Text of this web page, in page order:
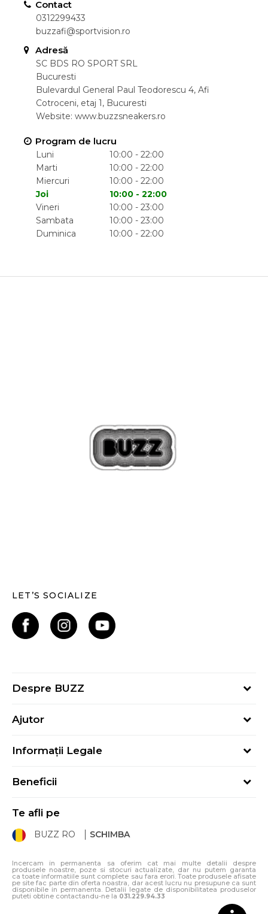
Contact
0312299433
buzzafi@sportvision.ro
Adresă
SC BDS RO SPORT SRL
Bucuresti
Bulevardul General Paul Teodorescu 4, Afi
Cotroceni, etaj 1, Bucuresti
Website: www.buzzsneakers.ro
Program de lucru
Luni
10:00 - 22:00
Marti
10:00 - 22:00
Miercuri
10:00 - 22:00
Joi
10:00 - 22:00
Vineri
10:00 - 23:00
Sambata
10:00 - 23:00
Duminica
10:00 - 22:00
LET’S SOCIALIZE
Despre BUZZ
Hai în echipa noastră
Contact
Blog
Ajutor
Cum cumpăr
Cum mă înregistrez
Starea comenzii
Procedura de retur
Condiții de livrare
Informații Legale
Politica Cookie
ANPC – SAL
Beneficii
Sport&Bonus - Regulament
Card Cadou
Te afli pe
BUZZ RO SCHIMBA
Incercam in permanenta sa oferim cat mai multe detalii despre
produsele noastre, poze si stocuri actualizate, dar nu putem garanta
ca toate informatiile sunt complete sau fara erori. Toate produsele afisate
pe site fac parte din oferta noastra, dar acest lucru nu presupune ca sunt
disponibile in permanenta. Detalii legate de disponibilitatea produselor
puteti obtine contactandu-ne la 031.229.94.33